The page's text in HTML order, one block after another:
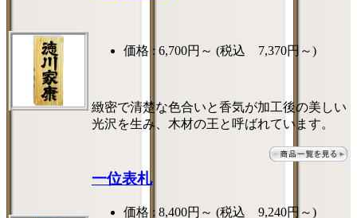
価格 : 6,700円～ (税込 7,370円～)
緻密で清楚な色合いと香気が加工後の美しい
光沢を生み、木材の王と呼ばれています。
一位表札
価格 : 8,400円～ (税込 9,240円～)